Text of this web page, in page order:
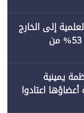
إلى الخارج
| 6 جامعات حكومية تستحوذ على 53% من
يمينية
اعتادوا